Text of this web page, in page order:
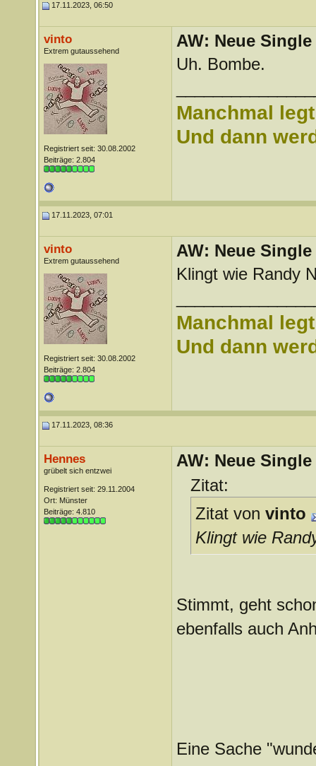
17.11.2023, 06:50
vinto
Extrem gutaussehend
Registriert seit: 30.08.2002
Beiträge: 2.804
AW: Neue
Uh. Bombe.
Manchmal
Und dann
17.11.2023, 07:01
vinto
Extrem gutaussehend
Registriert seit: 30.08.2002
Beiträge: 2.804
AW: Neue
Klingt wie Randy
Manchmal
Und dann
17.11.2023, 08:36
Hennes
grübelt sich entzwei
Registriert seit: 29.11.2004
Ort: Münster
Beiträge: 4.810
AW: Neue
Zitat:
Zitat von vinto
Klingt wie
Stimmt, geht
ebenfalls auch
Eine Sache